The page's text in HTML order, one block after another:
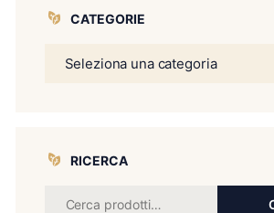
CATEGORIE
RICERCA